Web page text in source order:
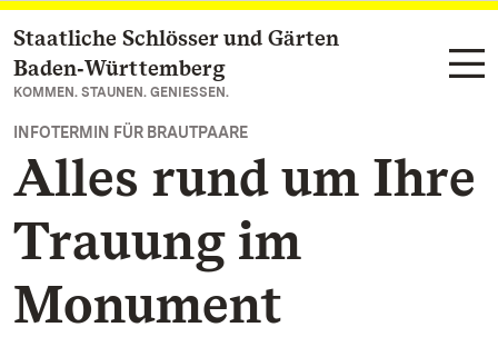
Zum Hauptinhalt springen
Staatliche Schlösser und Gärten
Baden‑Württemberg
KOMMEN. STAUNEN. GENIESSEN.
INFOTERMIN FÜR BRAUTPAARE
Alles rund um Ihre
Trauung im
Monument